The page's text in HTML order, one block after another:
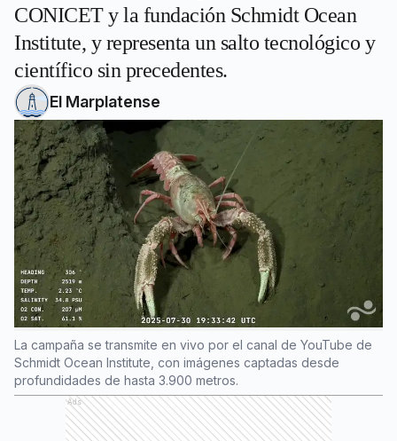
CONICET y la fundación Schmidt Ocean
Institute, y representa un salto tecnológico y
científico sin precedentes.
El Marplatense
La campaña se transmite en vivo por el canal de YouTube de
Schmidt Ocean Institute, con imágenes captadas desde
profundidades de hasta 3.900 metros.
Ads